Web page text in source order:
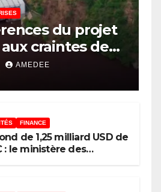
du projet
craintes de
zone
au Kongo
!
AMEDEE
FINANCE
de 1,25 milliard USD de
: le ministère des